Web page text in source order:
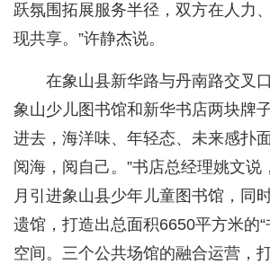
跃氛围拓展服务半径，双方在人力
现共享。”许静杰说。
在象山县新华路与丹南路交叉
象山少儿图书馆和新华书店两块牌
进去，海洋味、年轻态、未来感扑
阅海，阅自己。”书店总经理姚文说
月引进象山县少年儿童图书馆，同
遗馆，打造出总面积6650平方米的“
空间。三个公共场馆的融合运营，